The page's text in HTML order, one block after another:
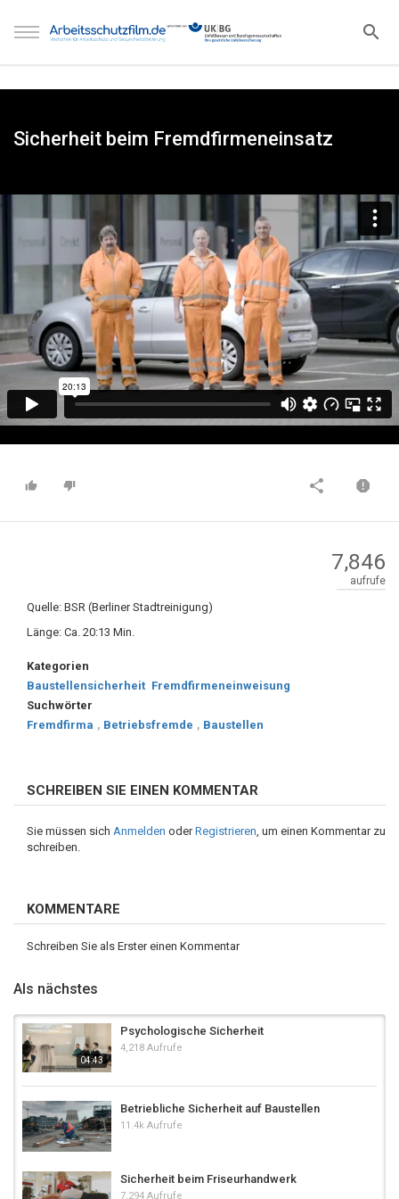
Sicherheit beim Fremdfirmeneinsatz
7,846
aufrufe
Quelle: BSR (Berliner Stadtreinigung)
Länge: Ca. 20:13 Min.
Kategorien
Baustellensicherheit Fremdfirmeneinweisung
Suchwörter
Fremdfirma , Betriebsfremde , Baustellen
SCHREIBEN SIE EINEN KOMMENTAR
Sie müssen sich Anmelden oderRegistrieren , um einen Kommentar zu
schreiben.
KOMMENTARE
Schreiben Sie als Erster einen Kommentar
Als nächstes
04:43
Psychologische Sicherheit
4,218 Aufrufe
Betriebliche Sicherheit auf Baustellen
11.4k Aufrufe
Sicherheit beim Friseurhandwerk
7,294 Aufrufe